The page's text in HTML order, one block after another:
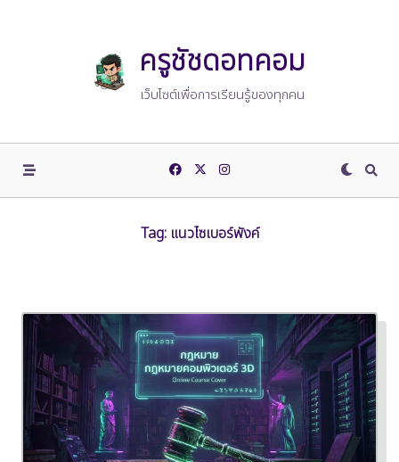
ครูชัชดอทคอม
เว็บไซต์เพื่อการเรียนรู้ของทุกคน
Tag: แนวไซเบอร์พังค์